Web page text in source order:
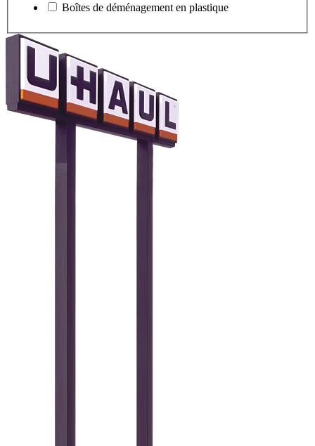
Boîtes de déménagement en plastique